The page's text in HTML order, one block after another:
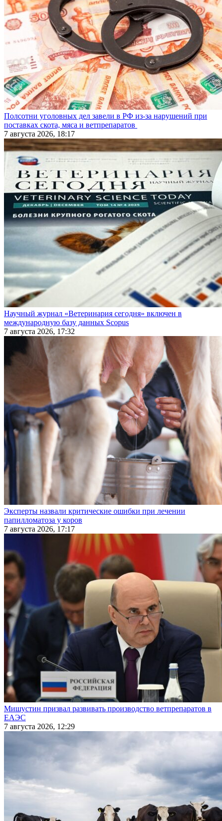
Полсотни уголовных дел завели в РФ из-за нарушений при
поставках скота, мяса и ветпрепаратов
7 августа 2026, 18:17
Научный журнал «Ветеринария сегодня» включен в
международную базу данных Scopus
7 августа 2026, 17:32
Эксперты назвали критические ошибки при лечении
папилломатоза у коров
7 августа 2026, 17:17
Мишустин призвал развивать производство ветпрепаратов в
ЕАЭС
7 августа 2026, 12:29